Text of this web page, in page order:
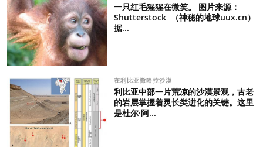
一只红毛猩猩在微笑。 图片来源：
Shutterstock （神秘的地球uux.cn）
据...
在利比亚撒哈拉沙漠
利比亚中部一片荒凉的沙漠景观，古老
的岩层掌握着灵长类进化的关键。这里
是杜尔·阿...